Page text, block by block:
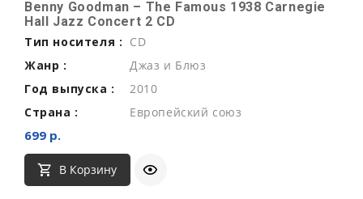
Benny Goodman ‎– The Famous 1938 Carnegie
Hall Jazz Concert 2 CD
Тип носителя : CD
Жанр :
Джаз и Блюз
Год выпуска :
2010
Страна :
Европейский союз
699 р.
В Корзину